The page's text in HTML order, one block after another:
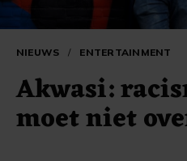
NIEUWS / ENTERTAINMENT
Akwasi:
moet niet